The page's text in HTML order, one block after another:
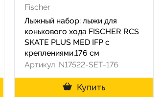
Fischer
Лыжный набор: лыжи для
конькового хода FISCHER RCS
SKATE PLUS MED IFP с
креплениями,176 см
Артикул: N17522-SET-176
Купить